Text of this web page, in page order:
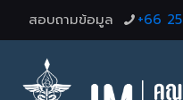
สอบถามข้อมูล +66